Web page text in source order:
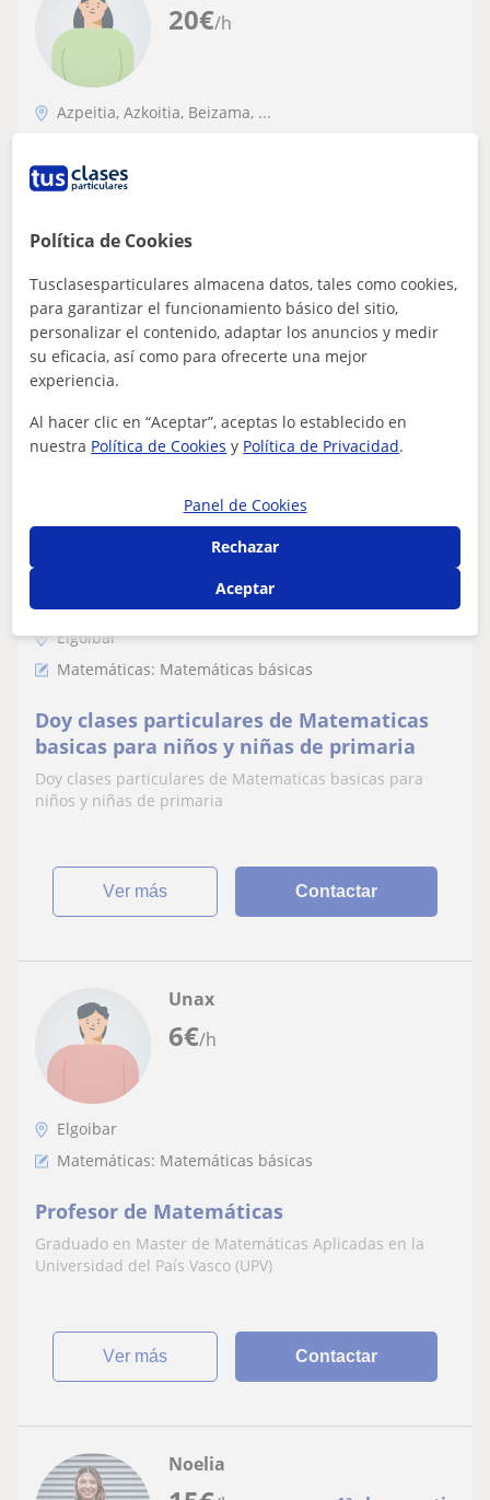
20€/h
Azpeitia, Azkoitia, Beizama, ...
numérico, Teoría de números, LaTeX, Matemáticas
discretas
hezkuntzako masterrarekin. Soy
educación secundaria
Klaseak pertsonalizatuak izaten dira ikaslearen arabera
eta guztiz praktikoak. DBH eta Bat...
/h
Maria
Elgoibar
Matemáticas: Matemáticas básicas
Doy clases particulares de Matematicas
basicas para niños y niñas de primaria
Doy clases particulares de Matematicas basicas para
niños y niñas de primaria
ver más Contactar
6€/h
Unax
Elgoibar
Matemáticas: Matemáticas básicas
Profesor de Matemáticas
Graduado en Master de Matemáticas Aplicadas en la
Universidad del País Vasco (UPV)
ver más Contactar
Noelia
Política de Cookies
Tusclasesparticulares almacena datos, tales como cookies,
para garantizar el funcionamiento básico del sitio,
personalizar el contenido, adaptar los anuncios y medir
su eficacia, así como para ofrecerte una mejor
experiencia.
Al hacer clic en “Aceptar”, aceptas lo establecido en
nuestra Política de Cookies y Política de Privacidad.
Panel de Cookies
Rechazar
Aceptar